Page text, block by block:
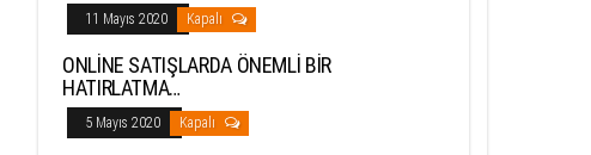
11 Mayıs 2020 Kapalı
ONLİNE SATIŞLARDA ÖNEMLİ BİR
HATIRLATMA…
5 Mayıs 2020 Kapalı